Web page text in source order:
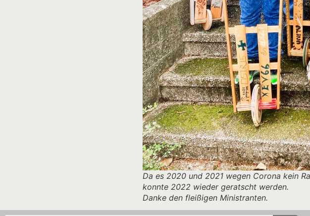
Da es 2020 und 2021 wegen Corona kein
konnte 2022 wieder geratscht werden.
Danke den fleißigen Ministranten.